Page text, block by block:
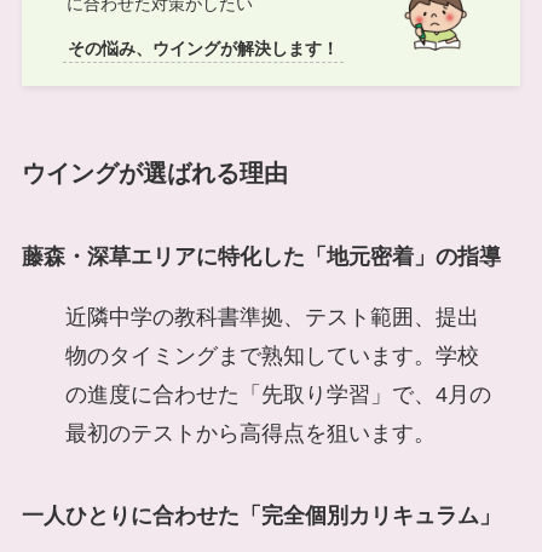
その悩み、ウイングが解決します！
ウイングが選ばれる理由
藤森・深草エリアに特化した「地元密着」の指導
近隣中学の教科書準拠、テスト範囲、提出
物のタイミングまで熟知しています。学校
の進度に合わせた「先取り学習」で、4月の
最初のテストから高得点を狙います。
一人ひとりに合わせた「完全個別カリキュラム」